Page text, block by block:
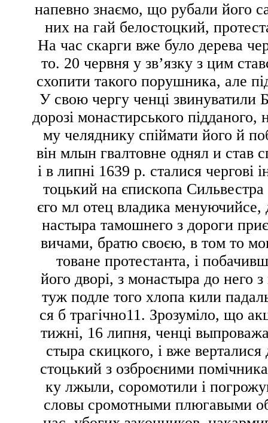
напевно знаємо, що рубали його
них на гай белостоцкий,
На час скарги вже було дерева
то. 20 червня у зв’язку з цим
схопити такого порушника, але
У свою чергу ченці звинуватили
дорозі монастирського підданого,
му челяднику спіймати його й
він млын гвалтовне однял и став
і в липні 1639 р. сталися
тоцький на єпископа
єго мл отец владика
настыра тамошнего з дороги
вичами, братю своєю, в том то
товане протестанта, і
його дворі, з монастыра до него
туж подле того хлопа кили
ся б трагічно11. Зрозуміло, що
тижні, 16 липня, ченці
стыра скицкого, і вже
стоцький з озброєними
ку лжыли, соромотили і
словы сромотными плюгавыми